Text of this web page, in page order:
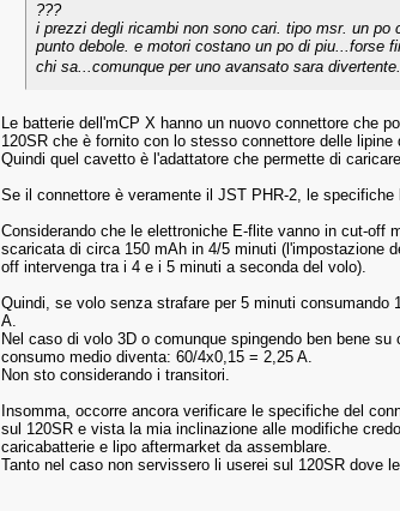
???
i prezzi degli ricambi non sono cari. tipo msr. un po
punto debole. e motori costano un po di piu...forse
chi sa...comunque per uno avansato sara divertente..
Le batterie dell'mCP X hanno un nuovo connettore che
120SR che è fornito con lo stesso connettore delle lipine
Quindi quel cavetto è l'adattatore che permette di
Se il connettore è veramente il JST PHR-2, le
Considerando che le elettroniche E-flite vanno in cut-off
scaricata di circa 150 mAh in 4/5 minuti (l'impostazione
off intervenga tra i 4 e i 5 minuti a seconda del volo).
Quindi, se volo senza strafare per 5 minuti
A.
Nel caso di volo 3D o comunque spingendo ben bene
consumo medio diventa: 60/4x0,15 = 2,25 A.
Non sto considerando i transitori.
Insomma, occorre ancora verificare le specifiche del
sul 120SR e vista la mia inclinazione alle modifiche
caricabatterie e lipo aftermarket da assemblare.
Tanto nel caso non servissero li userei sul 120SR dove